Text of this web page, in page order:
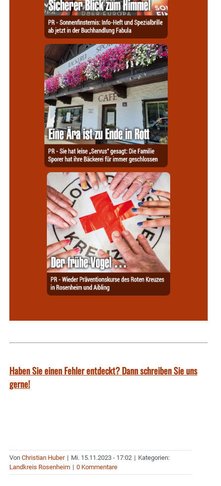
Haben Sie einen Fehler entdeckt? Dann schreiben Sie uns
gerne!
Von Christian Huber | Mi. 15.11.2023 - 17:02 | Kategorien:
Landkreis Rosenheim | 0 Kommentare